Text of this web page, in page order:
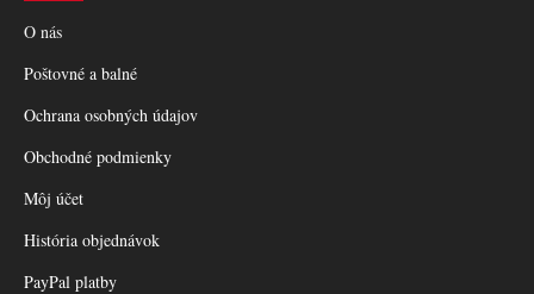
O nás
Poštovné a balné
Ochrana osobných údajov
Obchodné podmienky
Môj účet
História objednávok
PayPal platby